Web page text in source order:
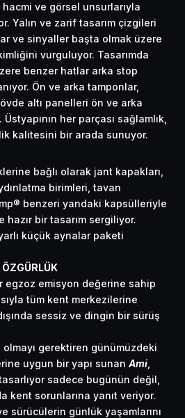
hacmi ve görsel unsurlarıyla
Yalın ve zarif tasarım çizgileri
ve sinyaller başta olmak üzere
vurguluyor. Tasarımda
benzer hatlar arka stop
Ön ve arka tamponlar,
altı panelleri ön ve arka
her parçası sağlamlık,
kalitesini bir arada sunuyor.
bağlı olarak jant kapakları,
birimleri, tavan
benzeri yandaki kapsülleriyle
hazır bir tasarım sergiliyor.
küçük aynalar paketi
egzoz emisyon değerine sahip
tüm kent merkezilerine
sessiz ve dingin bir sürüş
gerektiren günümüzdeki
uygun bir yapı sunan Ami
sadece bugünün değil,
kent sorunlarına yanıt veriyor.
sürücülerin günlük yaşamlarını